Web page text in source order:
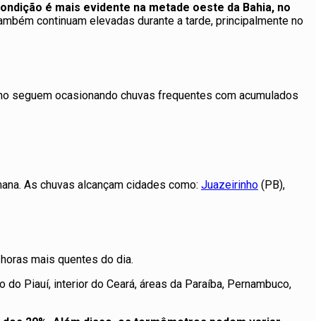
é mais evidente na metade oeste da Bahia, no
continuam elevadas durante a tarde, principalmente no
seguem ocasionando chuvas frequentes com acumulados
As chuvas alcançam cidades como: Juazeirinho (PB),
mais quentes do dia.
Piauí, interior do Ceará, áreas da Paraíba, Pernambuco,